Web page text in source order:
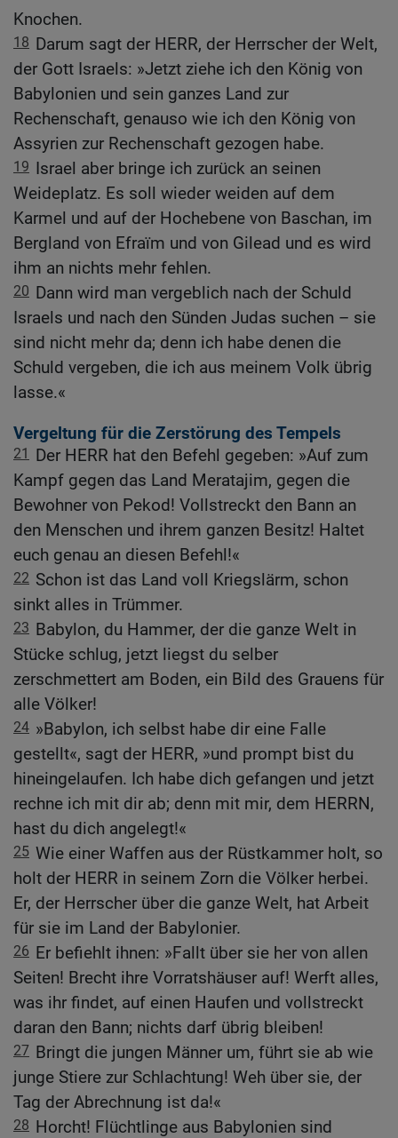
Knochen.
18 Darum sagt der HERR, der Herrscher der Welt,
der Gott Israels: »Jetzt ziehe ich den König von
Babylonien und sein ganzes Land zur
Rechenschaft, genauso wie ich den König von
Assyrien zur Rechenschaft gezogen habe.
19 Israel aber bringe ich zurück an seinen
Weideplatz. Es soll wieder weiden auf dem
Karmel und auf der Hochebene von Baschan, im
Bergland von Efraïm und von Gilead und es wird
ihm an nichts mehr fehlen.
20 Dann wird man vergeblich nach der Schuld
Israels und nach den Sünden Judas suchen – sie
sind nicht mehr da; denn ich habe denen die
Schuld vergeben, die ich aus meinem Volk übrig
lasse.«
Vergeltung für die Zerstörung des Tempels
21 Der HERR hat den Befehl gegeben: »Auf zum
Kampf gegen das Land Meratajim, gegen die
Bewohner von Pekod! Vollstreckt den Bann an
den Menschen und ihrem ganzen Besitz! Haltet
euch genau an diesen Befehl!«
22 Schon ist das Land voll Kriegslärm, schon
sinkt alles in Trümmer.
23 Babylon, du Hammer, der die ganze Welt in
Stücke schlug, jetzt liegst du selber
zerschmettert am Boden, ein Bild des Grauens für
alle Völker!
24 »Babylon, ich selbst habe dir eine Falle
gestellt«, sagt der HERR, »und prompt bist du
hineingelaufen. Ich habe dich gefangen und jetzt
rechne ich mit dir ab; denn mit mir, dem HERRN,
hast du dich angelegt!«
25 Wie einer Waffen aus der Rüstkammer holt, so
holt der HERR in seinem Zorn die Völker herbei.
Er, der Herrscher über die ganze Welt, hat Arbeit
für sie im Land der Babylonier.
26 Er befiehlt ihnen: »Fallt über sie her von allen
Seiten! Brecht ihre Vorratshäuser auf! Werft alles,
was ihr findet, auf einen Haufen und vollstreckt
daran den Bann; nichts darf übrig bleiben!
27 Bringt die jungen Männer um, führt sie ab wie
junge Stiere zur Schlachtung! Weh über sie, der
Tag der Abrechnung ist da!«
28 Horcht! Flüchtlinge aus Babylonien sind